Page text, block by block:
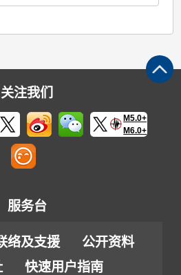
关注我们
M5.0+
M6.0+
服务台
络及支援
公开资料
快速用户指南